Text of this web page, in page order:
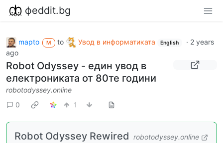
фeddit.bg
mapto M to Увод в информатиката English · 2 years
ago
Robot Odyssey - един увод в
електрониката от 80те години
robotodyssey.online
0
1
Robot Odyssey Rewired robotodyssey.online